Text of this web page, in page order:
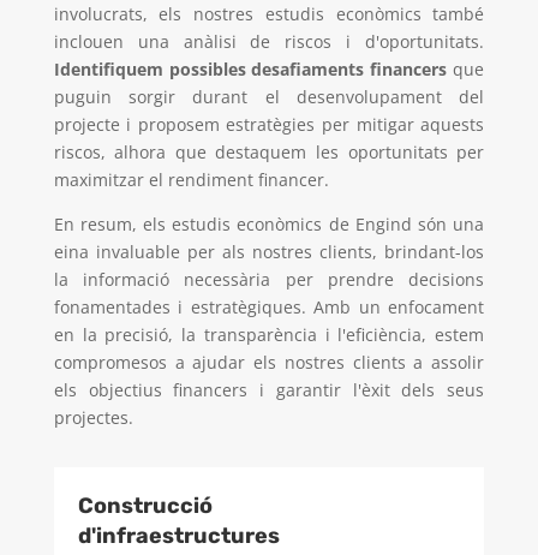
involucrats, els nostres estudis econòmics també
inclouen una anàlisi de riscos i d'oportunitats.
Identifiquem possibles desafiaments financers que
puguin sorgir durant el desenvolupament del
projecte i proposem estratègies per mitigar aquests
riscos, alhora que destaquem les oportunitats per
maximitzar el rendiment financer.
En resum, els estudis econòmics de Engind són una
eina invaluable per als nostres clients, brindant-los
la informació necessària per prendre decisions
fonamentades i estratègiques. Amb un enfocament
en la precisió, la transparència i l'eficiència, estem
compromesos a ajudar els nostres clients a assolir
els objectius financers i garantir l'èxit dels seus
projectes.
Construcció
d'infraestructures